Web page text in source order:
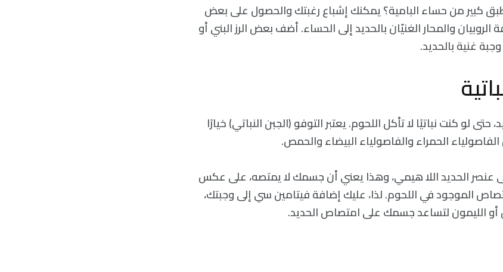
كبير من حساء البامية؟ يمكنك إشباع رغبتك والحصول على بعض
والمحار الغنيّان بالحديد إلى الحساء. أضف بعض الرز البني أو
غنية بالحديد.
لو كنت نباتيًا لا تأكل اللحوم. يعتبر التوفو (الجبن النباتي) خيارًا
الحمراء والفاصولياء البيضاء والحمص.
عنصر الحديد اللا هيمي، وهذا يعني أن جسمك لا يمتصه، على عكس
الموجود في اللحوم. لذا، عليك إضافة فيتامين سي إلى وجبتك،
أو الليمون لتساعد جسمك على امتصاص الحديد.